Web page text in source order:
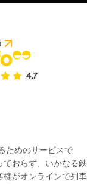
ためのサービスで
おらず、いかなる鉄
様がオンラインで列車